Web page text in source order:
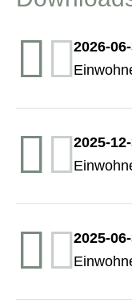
2026-
2025-
2025-